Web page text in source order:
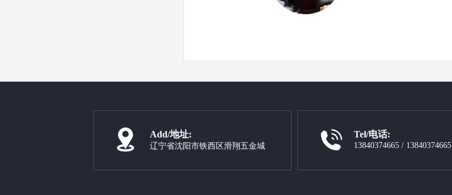
Add/地址:
辽宁省沈阳市铁西区滑翔五金城
Tel/电话:
13840374665 / 13840374665